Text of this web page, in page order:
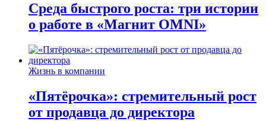
Среда быстрого роста: три истории
о работе в «Магнит OMNI»
Жизнь в компании
«Пятёрочка»: стремительный рост
от продавца до директора